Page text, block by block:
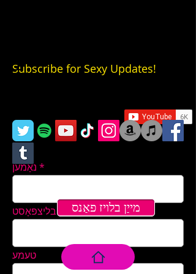
Subscribe for Sexy Updates!
נאָמען
בליצפּאָסט
טעמע
מייַן בלויז פאַנס